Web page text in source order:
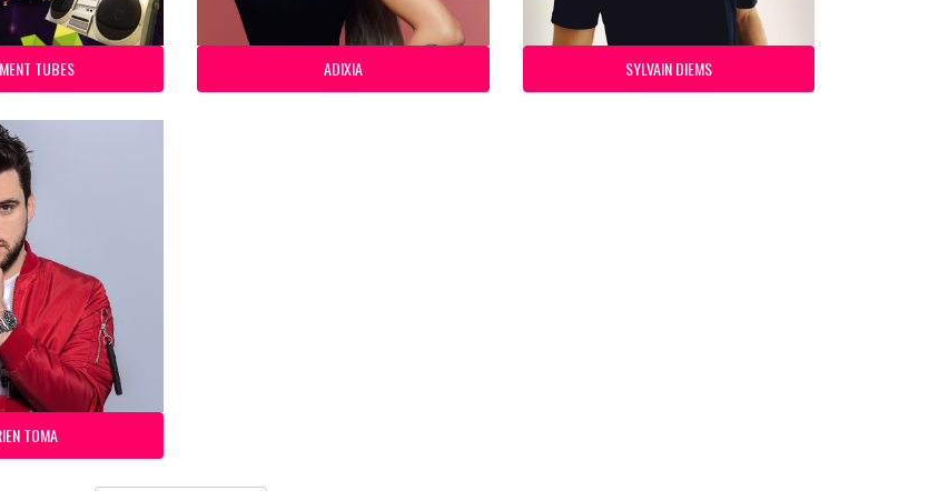
TUBES ADIXIA SYLVAIN DIEMS
TOMA